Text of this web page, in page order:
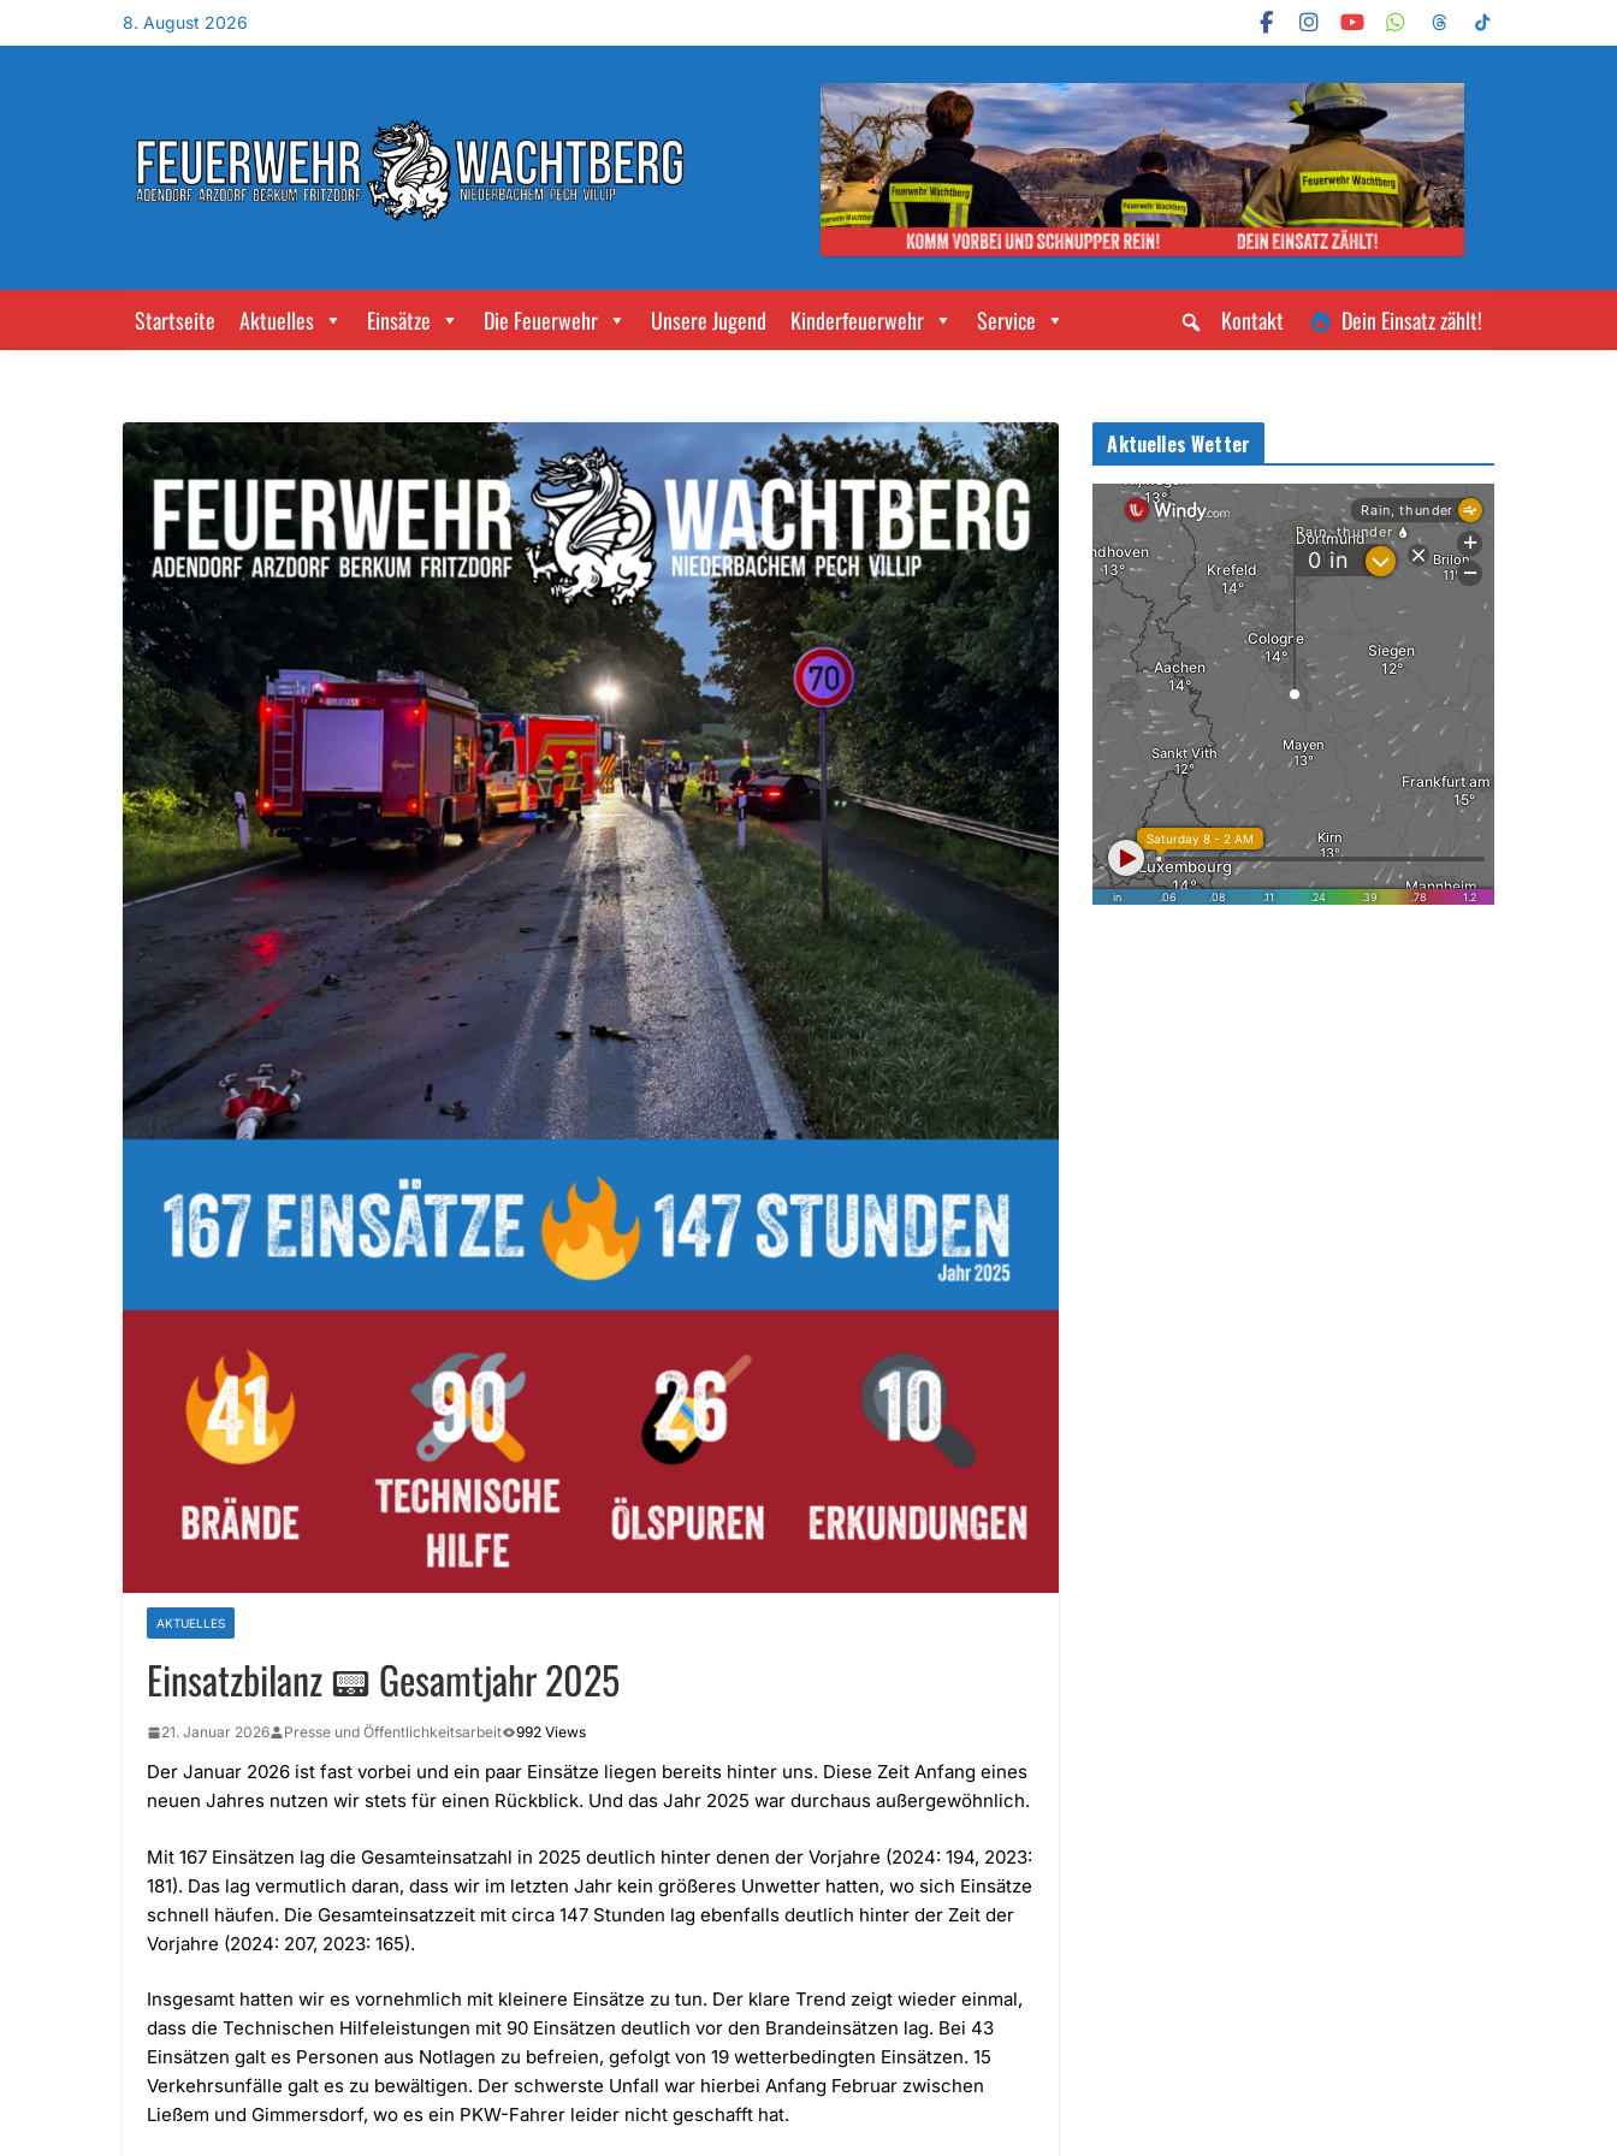
8. August 2026
Startseite Aktuelles Einsätze Die Feuerwehr Unsere Jugend Kinderfeuerwehr Service Dein Einsatz zählt!
Kontakt
AKTUELLES
Einsatzbilanz 📟 Gesamtjahr 2025
21. Januar 2026 Presse und Öffentlichkeitsarbeit 992 Views
Der Januar 2026 ist fast vorbei und ein paar Einsätze liegen bereits hinter uns. Diese Zeit Anfang eines
neuen Jahres nutzen wir stets für einen Rückblick. Und das Jahr 2025 war durchaus außergewöhnlich.
Mit 167 Einsätzen lag die Gesamteinsatzahl in 2025 deutlich hinter denen der Vorjahre (2024: 194, 2023:
181). Das lag vermutlich daran, dass wir im letzten Jahr kein größeres Unwetter hatten, wo sich Einsätze
schnell häufen. Die Gesamteinsatzzeit mit circa 147 Stunden lag ebenfalls deutlich hinter der Zeit der
Vorjahre (2024: 207, 2023: 165).
Insgesamt hatten wir es vornehmlich mit kleinere Einsätze zu tun. Der klare Trend zeigt wieder einmal,
dass die Technischen Hilfeleistungen mit 90 Einsätzen deutlich vor den Brandeinsätzen lag. Bei 43
Einsätzen galt es Personen aus Notlagen zu befreien, gefolgt von 19 wetterbedingten Einsätzen. 15
Verkehrsunfälle galt es zu bewältigen. Der schwerste Unfall war hierbei Anfang Februar zwischen
Ließem und Gimmersdorf, wo es ein PKW-Fahrer leider nicht geschafft hat.
Aktuelles Wetter